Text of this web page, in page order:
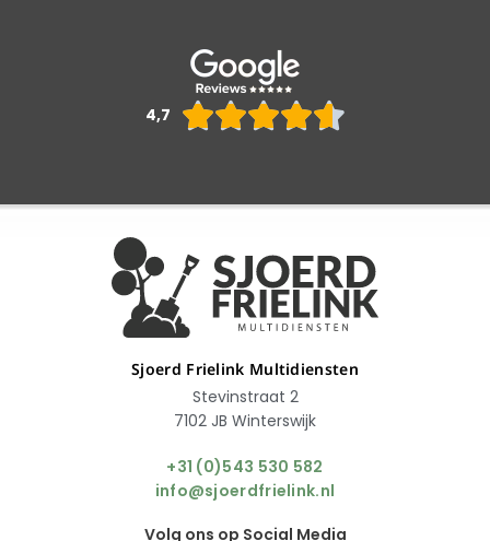
4,7 
Sjoerd Frielink Multidiensten
Stevinstraat 2
7102 JB Winterswijk
+31 (0)543 530 582
info@sjoerdfrielink.nl
Volg ons op Social Media